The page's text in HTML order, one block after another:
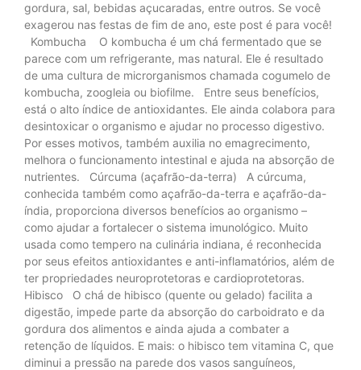
gordura, sal, bebidas açucaradas, entre outros. Se você
exagerou nas festas de fim de ano, este post é para você!
Kombucha O kombucha é um chá fermentado que se
parece com um refrigerante, mas natural. Ele é resultado
de uma cultura de microrganismos chamada cogumelo de
kombucha, zoogleia ou biofilme. Entre seus benefícios,
está o alto índice de antioxidantes. Ele ainda colabora para
desintoxicar o organismo e ajudar no processo digestivo.
Por esses motivos, também auxilia no emagrecimento,
melhora o funcionamento intestinal e ajuda na absorção de
nutrientes. Cúrcuma (açafrão-da-terra) A cúrcuma,
conhecida também como açafrão-da-terra e açafrão-da-
índia, proporciona diversos benefícios ao organismo –
como ajudar a fortalecer o sistema imunológico. Muito
usada como tempero na culinária indiana, é reconhecida
por seus efeitos antioxidantes e anti-inflamatórios, além de
ter propriedades neuroprotetoras e cardioprotetoras.
Hibisco O chá de hibisco (quente ou gelado) facilita a
digestão, impede parte da absorção do carboidrato e da
gordura dos alimentos e ainda ajuda a combater a
retenção de líquidos. E mais: o hibisco tem vitamina C, que
diminui a pressão na parede dos vasos sanguíneos,